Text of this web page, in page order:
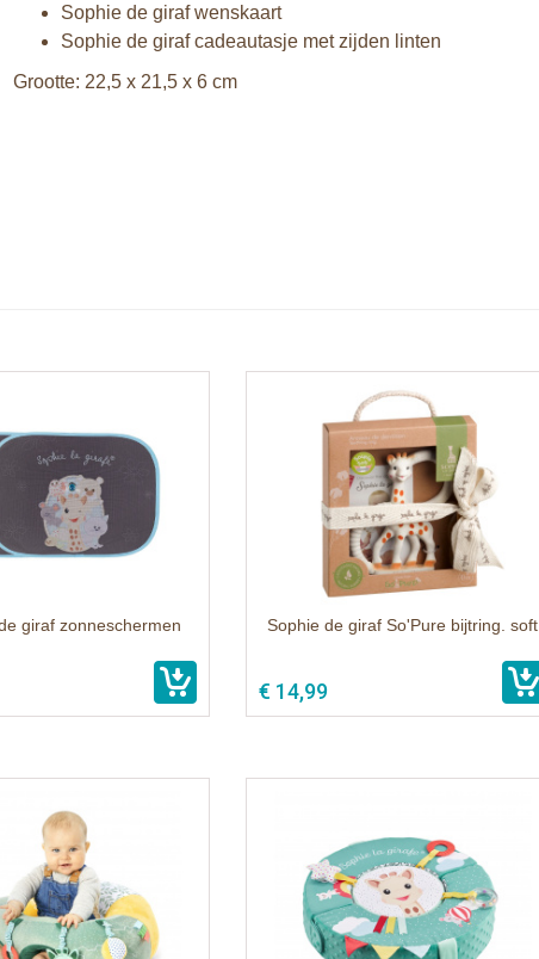
Sophie de giraf wenskaart
Sophie de giraf cadeautasje met zijden linten
Grootte: 22,5 x 21,5 x 6 cm
giraf zonneschermen Sophie de giraf So'Pure bijtring. soft
€ 14,99